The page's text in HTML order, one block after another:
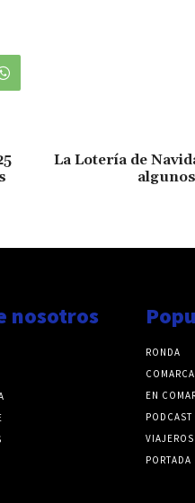
La Lotería de
nosotros
RONDA
COMARCA
EN
PODCAST
PORTADA